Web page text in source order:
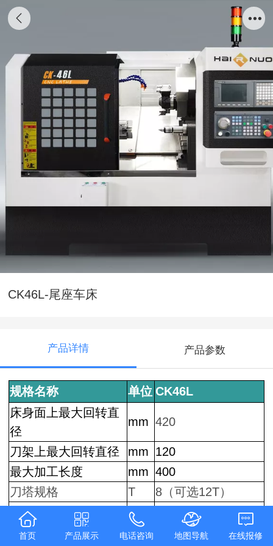
CK46L-尾座车床
产品详情 产品参数
规格名称 单位 CK46L
床身面上最大回转直
径
mm 420
刀架上最大回转直径 mm 120
最大加工长度
mm 400
刀塔规格
T 8（可选12T）
主轴头部形式
A2-5（可选6“卡
盘）
首页 产品展示 电话咨询 地图导航 在线报修